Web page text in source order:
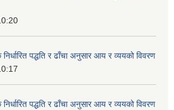
पद्धति र ढाँचा अनुसार आय र व्ययको विवरण
पद्धति र ढाँचा अनुसार आय र व्ययको विवरण